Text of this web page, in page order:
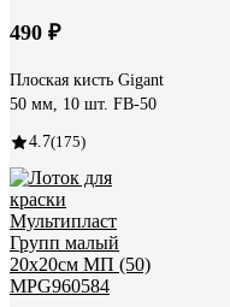
490 ₽
Плоская кисть Gigant
50 мм, 10 шт. FB-50
4.7(175)